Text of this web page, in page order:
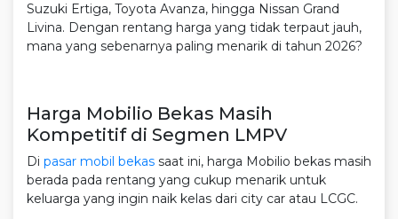
Suzuki Ertiga, Toyota Avanza, hingga Nissan Grand
Livina. Dengan rentang harga yang tidak terpaut jauh,
mana yang sebenarnya paling menarik di tahun 2026?
Harga Mobilio Bekas Masih
Kompetitif di Segmen LMPV
Di pasar mobil bekas saat ini, harga Mobilio bekas masih
berada pada rentang yang cukup menarik untuk
keluarga yang ingin naik kelas dari city car atau LCGC.